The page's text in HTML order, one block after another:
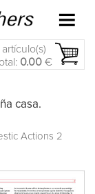
artículo(s)
0.00 €
casa.
Actions 2